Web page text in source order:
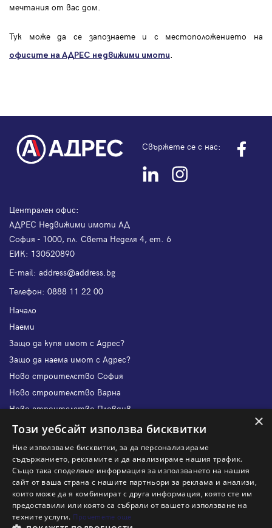
мечтания от вас дом.
Тук може да се запознаете и с местоположението на
офисите на АДРЕС недвижими имоти.
Свържете се с нас:
Централен офис:
АДРЕС Недвижими имоти АД
София - 1000, пл. Света Неделя 4, ет. 6
ЕИК: 130520890
Е-mail: address@address.bg
Телефон: 0888 11 22 00
Начало
Наеми
Защо да купя имот с Адрес?
Защо да наема имот с Адрес?
Ново строителство София
Ново строителство Варна
Ново строителство Пловдив
Ново строителство Бургас
Защо да отдам имот с Адрес?
Наши офиси
Кариери
Кои сме ние?
Франчайз
×
Този уебсайт използва бисквитки
Ние използваме бисквитки, за да персонализираме
съдържанието, рекламите и да анализираме нашия трафик.
Също така споделяме информация за използването на нашия
сайт от ваша страна с нашите партньори за реклама и анализи,
които може да я комбинират с друга информация, която сте им
предоставили или която са събрали от вашето използване на
техните услуги. Прочетете още